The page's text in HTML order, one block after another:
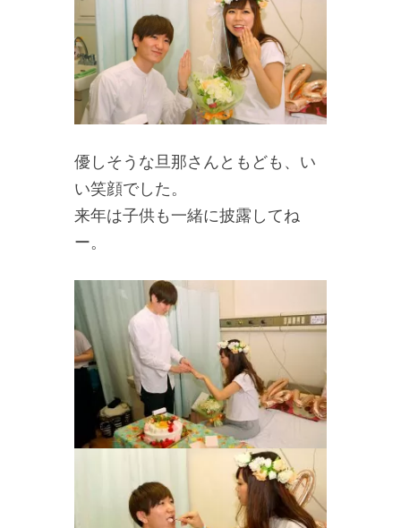
優しそうな旦那さんともども、い
い笑顔でした。
来年は子供も一緒に披露してね
ー。